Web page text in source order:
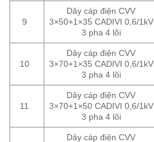
9
Dây cáp điện CVV
3×50+1×35 CADIVI 0,6/1kV
3 pha 4 lõi
10
Dây cáp điện CVV
3×70+1×35 CADIVI 0,6/1kV
3 pha 4 lõi
11
Dây cáp điện CVV
3×70+1×50 CADIVI 0,6/1kV
3 pha 4 lõi
Dây cáp điện CVV